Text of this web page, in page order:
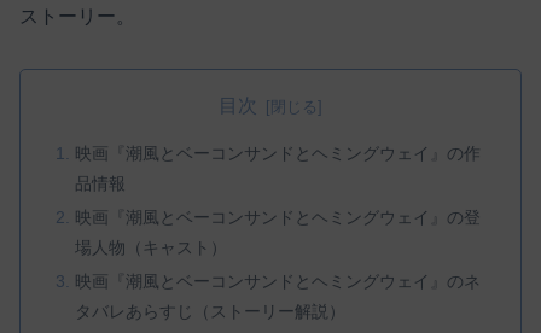
ストーリー。
目次
映画『潮風とベーコンサンドとヘミングウェイ』の作
品情報
映画『潮風とベーコンサンドとヘミングウェイ』の登
場人物（キャスト）
映画『潮風とベーコンサンドとヘミングウェイ』のネ
タバレあらすじ（ストーリー解説）